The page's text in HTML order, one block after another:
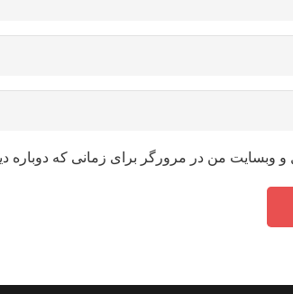
و وبسایت من در مرورگر برای زمانی که دوباره